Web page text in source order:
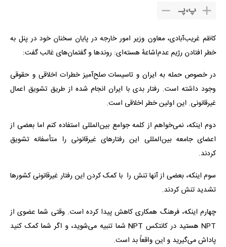
پ،پـ
کاظم غریب‌آبادی، معاون وزیر امور خارجه در پایان سخنان خود در پنل به
خطر افتادن رژیم عدم‌اشاعهٔ هسته‌ای: روندها و گفتمان‌های غالب گفت:
در خصوص حمله به ایران و تاسیسات صلح‌آمیز خطرات اخلاقی و حقوقی
وجود داشته است. رفتار بدی با ایران انجام شده از طریق تشویق اعمال
غیرقانونی. این اولین خطر اخلاقی است.
دوم اینکه، نمی‌خواهم از کلمه جوامع بین‌المللی استفاده کنم اما بعضی از
اعضای جامعه بین‌المللی این رفتارهای غیرقانونی را متأسفانه تشویق
کردند.
سوم اینکه، بعضی از آنها تنش را با کمک کردن این رفتار غیرقانونی کشورها
تشدید تنش کردند.
چهارم اینکه، فرهنگ همکاری کاهش پیدا کرده است. وقتی شما عضوی از
NPT هستید در کانتکس NPT شما تنبیه می‌شوید، و اگر شما کمک کنید
پاداش می‌گیرید و این واقعاً بد است.